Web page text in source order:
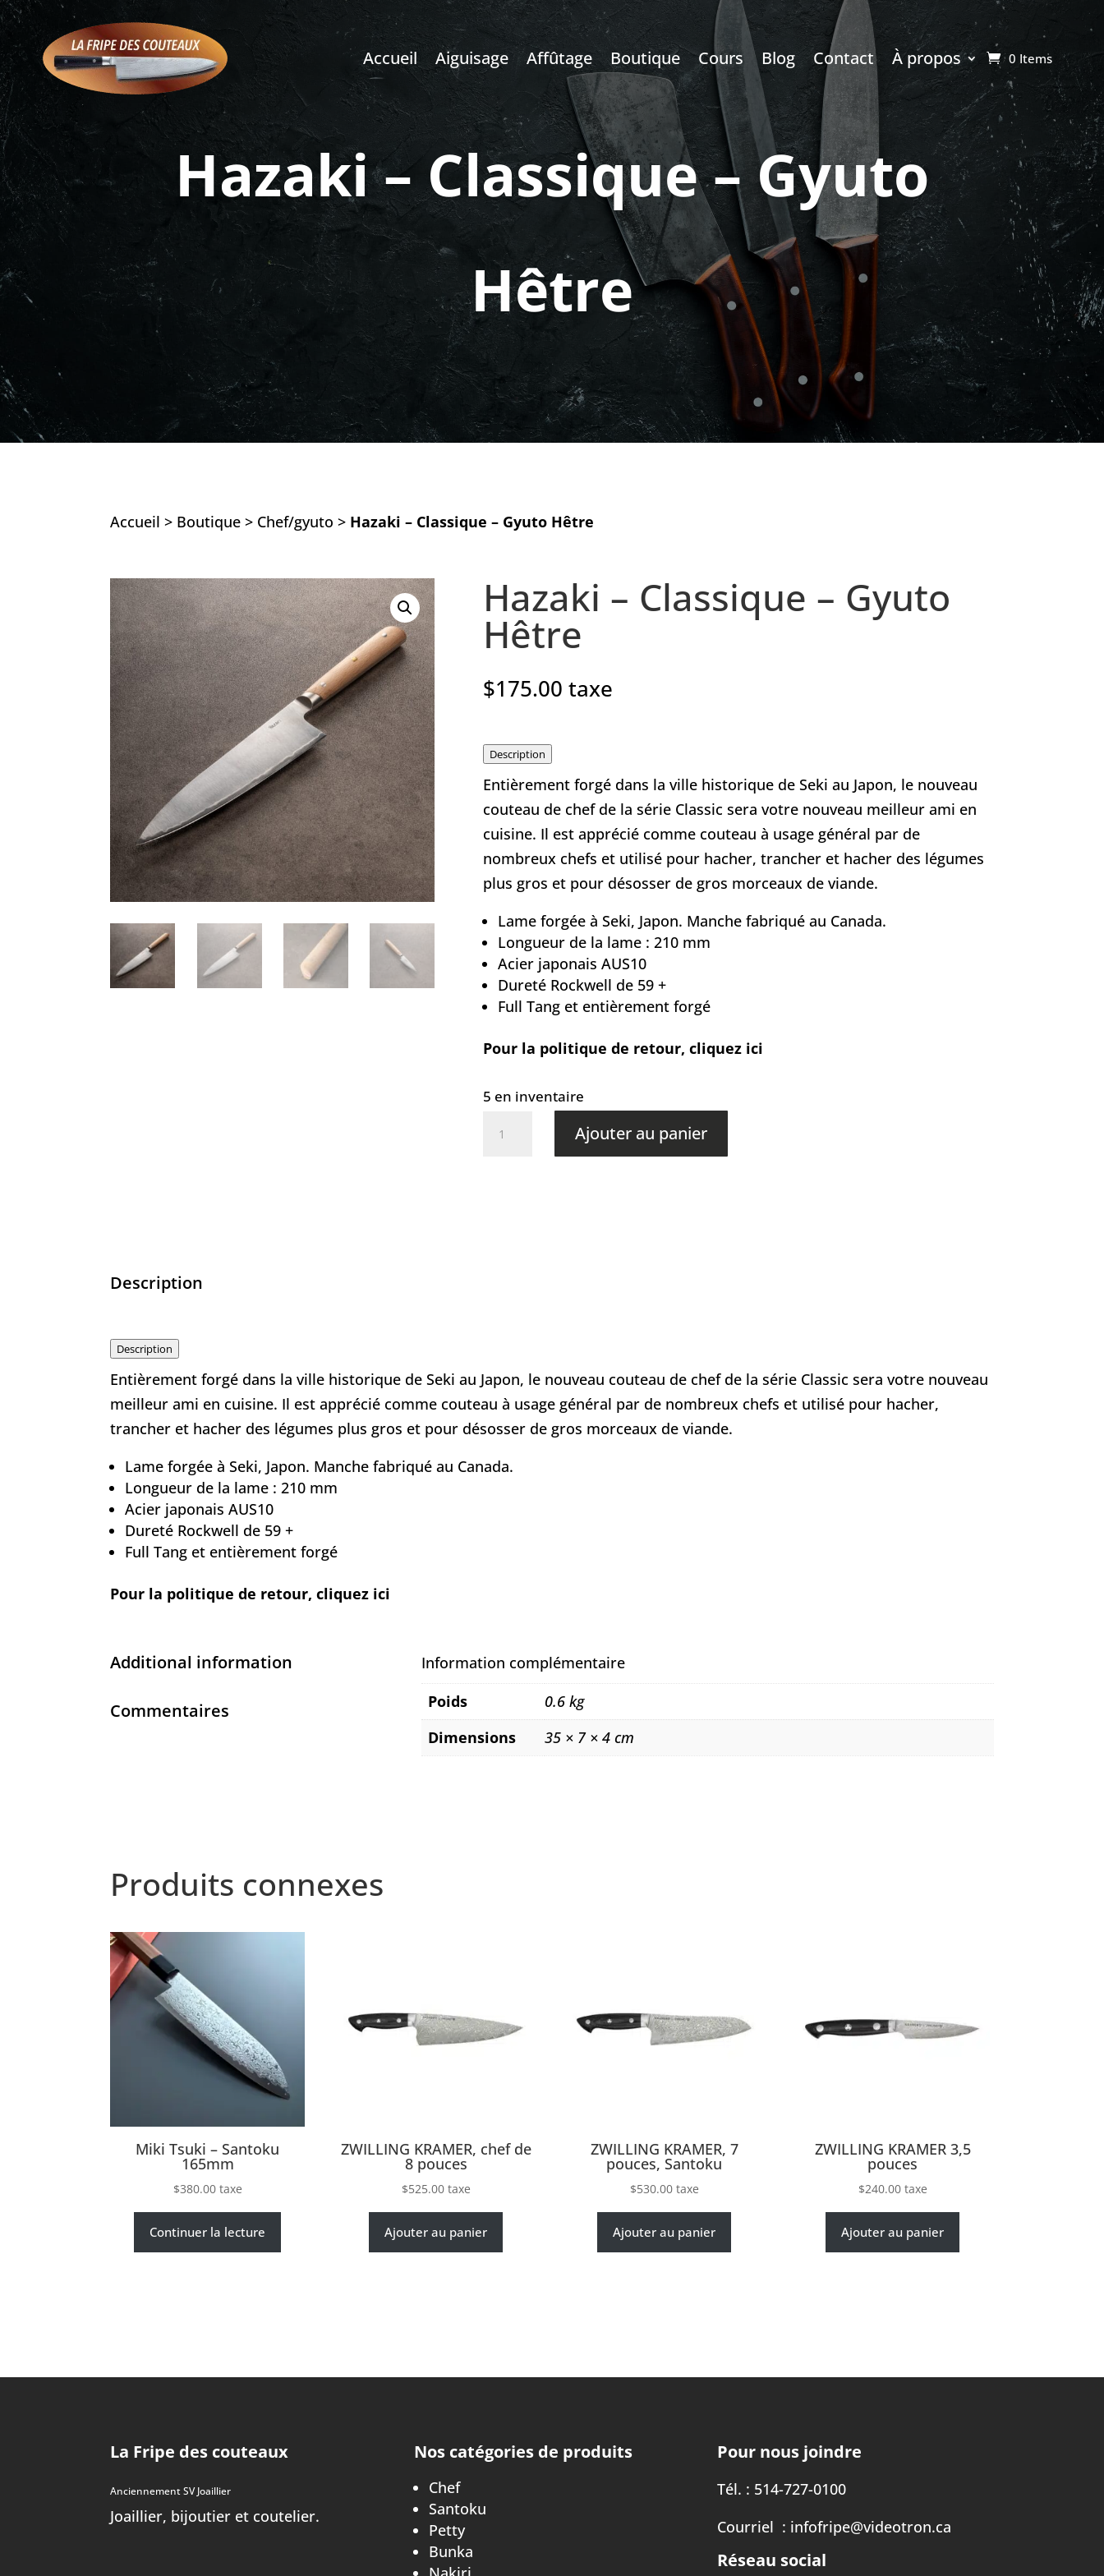
Accueil Aiguisage Affûtage Boutique Cours Blog Contact À propos 0 Items
Hazaki – Classique – Gyuto
Hêtre
Accueil > Boutique > Chef/gyuto > Hazaki – Classique – Gyuto Hêtre
Hazaki – Classique – Gyuto
Hêtre
$175.00 taxe
Description
Entièrement forgé dans la ville historique de Seki au Japon, le nouveau
couteau de chef de la série Classic sera votre nouveau meilleur ami en
cuisine. Il est apprécié comme couteau à usage général par de
nombreux chefs et utilisé pour hacher, trancher et hacher des légumes
plus gros et pour désosser de gros morceaux de viande.
Lame forgée à Seki, Japon. Manche fabriqué au Canada.
Longueur de la lame : 210 mm
Acier japonais AUS10
Dureté Rockwell de 59 +
Full Tang et entièrement forgé
Pour la politique de retour, cliquez ici
5 en inventaire
Ajouter au panier
Description
Description
Entièrement forgé dans la ville historique de Seki au Japon, le nouveau couteau de chef de la série Classic sera votre nouveau
meilleur ami en cuisine. Il est apprécié comme couteau à usage général par de nombreux chefs et utilisé pour hacher,
trancher et hacher des légumes plus gros et pour désosser de gros morceaux de viande.
Lame forgée à Seki, Japon. Manche fabriqué au Canada.
Longueur de la lame : 210 mm
Acier japonais AUS10
Dureté Rockwell de 59 +
Full Tang et entièrement forgé
Pour la politique de retour, cliquez ici
Additional information
Commentaires
Information complémentaire
Poids
0.6 kg
Dimensions
35 × 7 × 4 cm
Produits connexes
Miki Tsuki – Santoku
165mm
$380.00 taxe
Continuer la lecture
ZWILLING KRAMER, chef de
8 pouces
$525.00 taxe
Ajouter au panier
ZWILLING KRAMER, 7
pouces, Santoku
$530.00 taxe
Ajouter au panier
ZWILLING KRAMER 3,5
pouces
$240.00 taxe
Ajouter au panier
La Fripe des couteaux
Anciennement SV Joaillier
Joaillier, bijoutier et coutelier.
Nos catégories de produits
Chef
Santoku
Petty
Bunka
Pour nous joindre
Tél. : 514-727-0100
Courriel : infofripe@videotron.ca
Réseau social